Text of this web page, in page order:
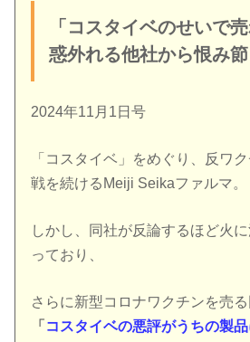
「コスタイベのせいで
惑外れる他社から恨み節
2024年11月1日号
「コスタイベ」をめぐり、反ワ
戦を続けるMeiji Seikaファルマ。
しかし、同社が反論するほど火
っており、
さらに新型コロナワクチンを売
「 コスタイベの悪評がうちの製